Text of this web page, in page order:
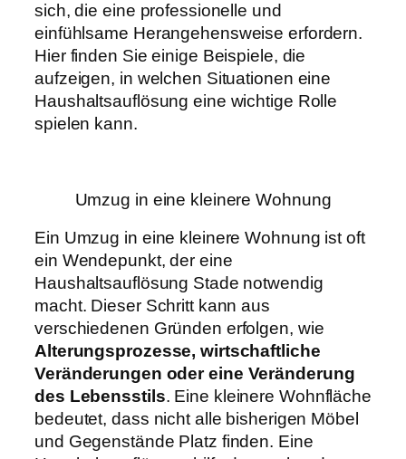
sich, die eine professionelle und
einfühlsame Herangehensweise erfordern.
Hier finden Sie einige Beispiele, die
aufzeigen, in welchen Situationen eine
Haushaltsauflösung eine wichtige Rolle
spielen kann.
Umzug in eine kleinere Wohnung
Ein Umzug in eine kleinere Wohnung ist oft
ein Wendepunkt, der eine
Haushaltsauflösung Stade notwendig
macht. Dieser Schritt kann aus
verschiedenen Gründen erfolgen, wie
Alterungsprozesse, wirtschaftliche
Veränderungen oder eine Veränderung
des Lebensstils. Eine kleinere Wohnfläche
bedeutet, dass nicht alle bisherigen Möbel
und Gegenstände Platz finden. Eine